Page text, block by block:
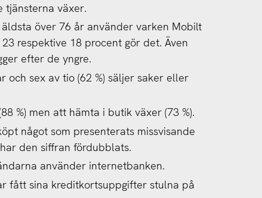
tjänsterna växer.
över 76 år använder varken Mobilt
respektive 18 procent gör det. Även
efter de yngre.
och sex av tio (62 %) säljer saker eller
%) men att hämta i butik växer (73 %).
något som presenterats missvisande
den siffran fördubblats.
använder internetbanken.
fått sina kreditkortsuppgifter stulna på